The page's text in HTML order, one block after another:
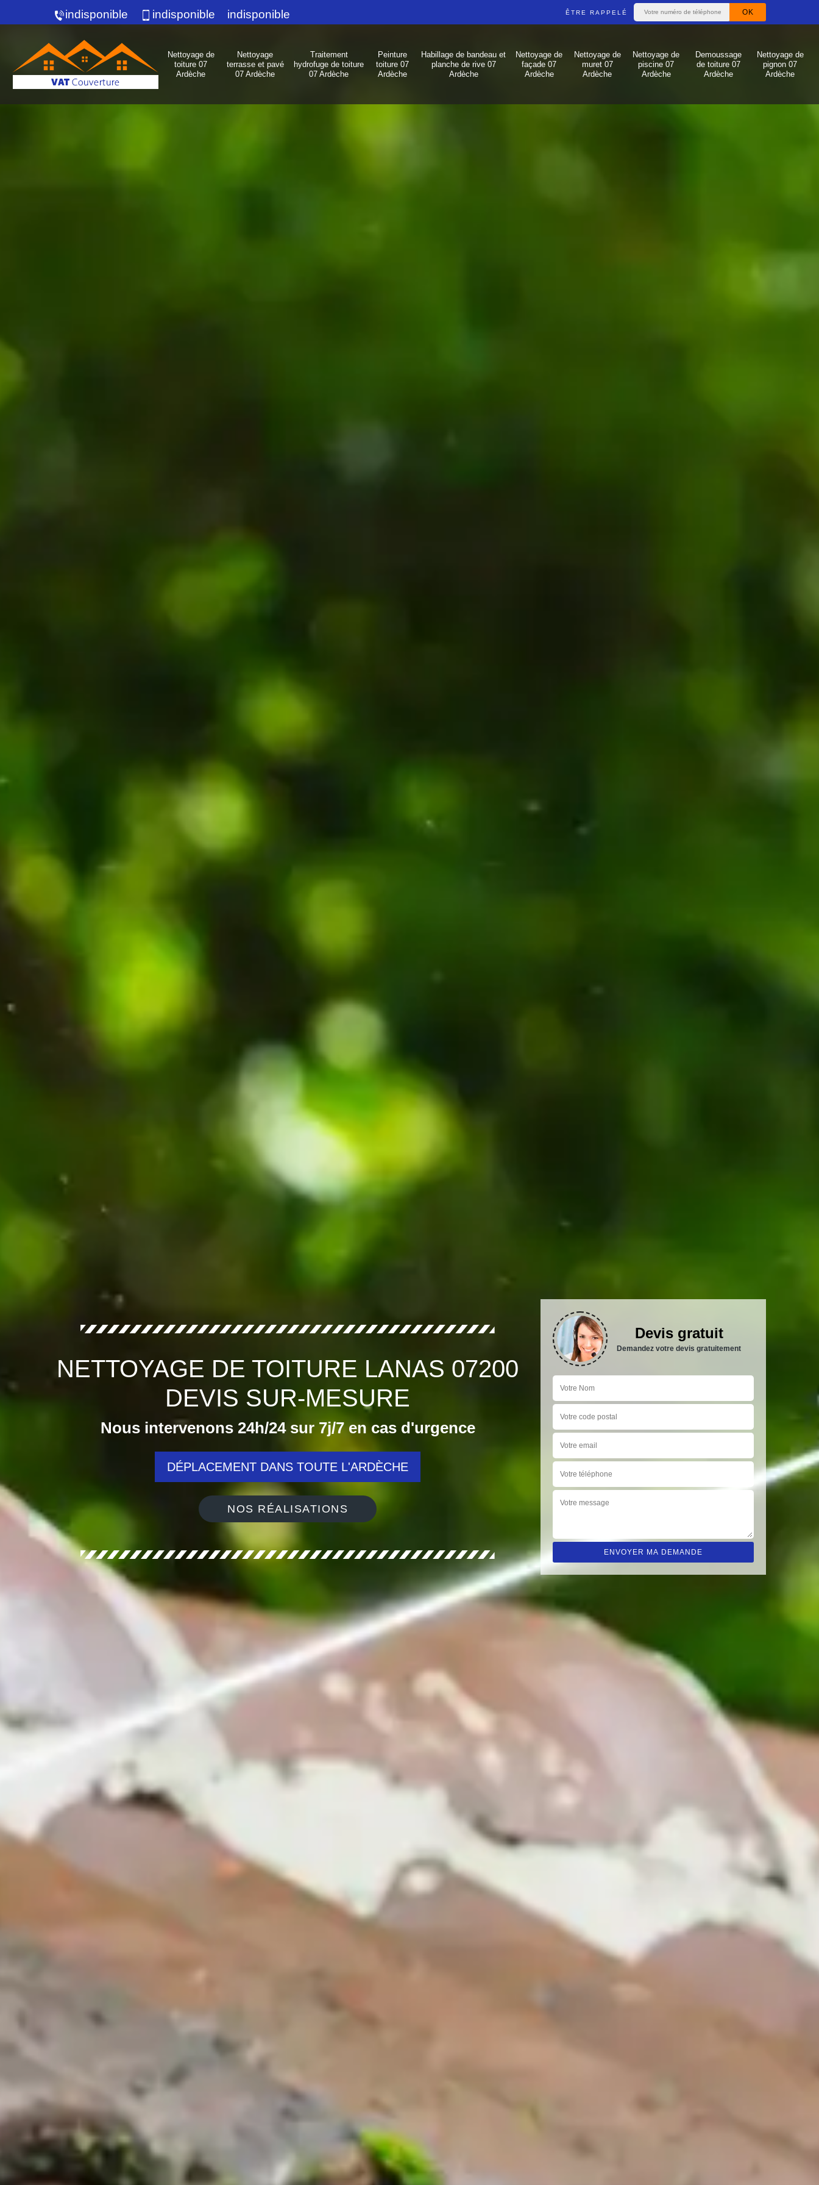
indisponible indisponible indisponible ÊTRE RAPPELÉ
Nettoyage de
toiture 07
Ardèche
Nettoyage
terrasse et pavé
07 Ardèche
Traitement
hydrofuge de toiture
07 Ardèche
Peinture
toiture 07
Ardèche
Habillage de bandeau et
planche de rive 07
Ardèche
Nettoyage de
façade 07
Ardèche
Nettoyage de
muret 07
Ardèche
Nettoyage de
piscine 07
Ardèche
Demoussage
de toiture 07
Ardèche
Nettoyage de
pignon 07
Ardèche
NETTOYAGE DE TOITURE LANAS 07200
DEVIS SUR-MESURE
Nous intervenons 24h/24 sur 7j/7 en cas d'urgence
DÉPLACEMENT DANS TOUTE L'ARDÈCHE
NOS RÉALISATIONS
Devis gratuit
Demandez votre devis gratuitement